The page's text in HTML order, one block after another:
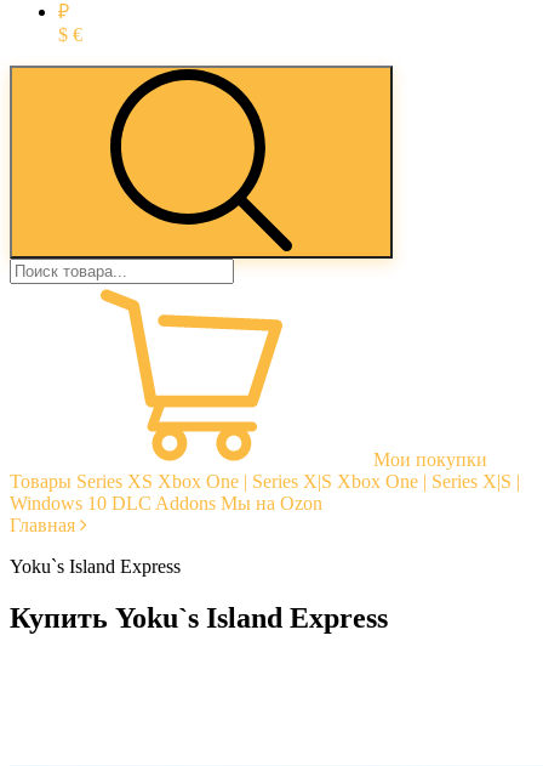
₽
$ €
Мои покупки
Товары Series XS Xbox One | Series X|S Xbox One | Series X|S |
Windows 10 DLC Addons Мы на Ozon
Главная
Yoku`s Island Express
Купить Yoku`s Island Express